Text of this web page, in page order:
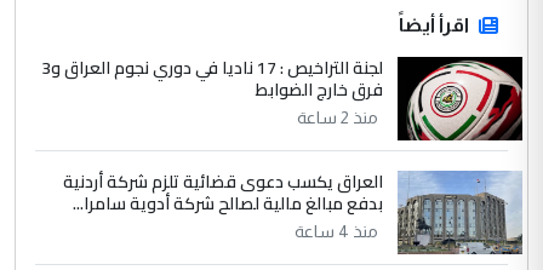
اقرأ أيضاً
لجنة التراخيص : 17 ناديا في دوري نجوم العراق و3
فرق خارج الضوابط
منذ 2 ساعة
العراق يكسب دعوى قضائية تلزم شركة أردنية
بدفع مبالغ مالية لصالح شركة أدوية سامرا...
منذ 4 ساعة